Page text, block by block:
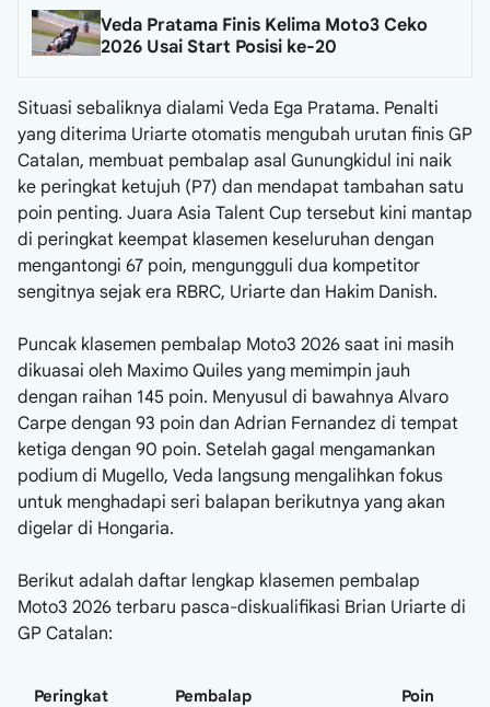
Veda Pratama Finis Kelima Moto3 Ceko
2026 Usai Start Posisi ke-20
Situasi sebaliknya dialami Veda Ega Pratama. Penalti
yang diterima Uriarte otomatis mengubah urutan finis GP
Catalan, membuat pembalap asal Gunungkidul ini naik
ke peringkat ketujuh (P7) dan mendapat tambahan satu
poin penting. Juara Asia Talent Cup tersebut kini mantap
di peringkat keempat klasemen keseluruhan dengan
mengantongi 67 poin, mengungguli dua kompetitor
sengitnya sejak era RBRC, Uriarte dan Hakim Danish.
Puncak klasemen pembalap Moto3 2026 saat ini masih
dikuasai oleh Maximo Quiles yang memimpin jauh
dengan raihan 145 poin. Menyusul di bawahnya Alvaro
Carpe dengan 93 poin dan Adrian Fernandez di tempat
ketiga dengan 90 poin. Setelah gagal mengamankan
podium di Mugello, Veda langsung mengalihkan fokus
untuk menghadapi seri balapan berikutnya yang akan
digelar di Hongaria.
Berikut adalah daftar lengkap klasemen pembalap
Moto3 2026 terbaru pasca-diskualifikasi Brian Uriarte di
GP Catalan:
Peringkat Pembalap Poin